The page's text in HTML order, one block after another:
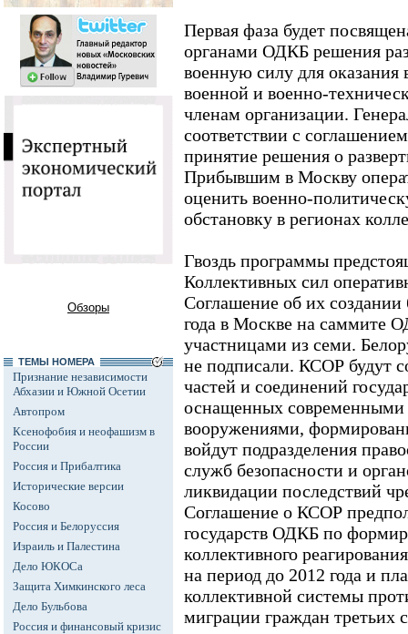
Обзоры
ТЕМЫ НОМЕРА
Признание независимости
Абхазии и Южной Осетии
Автопром
Ксенофобия и неофашизм в
России
Россия и Прибалтика
Исторические версии
Косово
Россия и Белоруссия
Израиль и Палестина
Дело ЮКОСа
Защита Химкинского леса
Дело Бульбова
Россия и финансовый кризис
Первая фаза будет
органами ОДКБ решения
военную силу для оказания
военной и военно-
членам организации.
соответствии с
принятие решения о
Прибывшим в Москву
оценить военно-
обстановку в регионах
Гвоздь программы
Коллективных сил
Соглашение об их
года в Москве на саммите
участницами из семи.
не подписали. КСОР будут
частей и соединений
оснащенных
вооружениями,
войдут подразделения
служб безопасности и
ликвидации последствий
Соглашение о КСОР
государств ОДКБ по
коллективного
на период до 2012 года и
коллективной системы
миграции граждан третьих